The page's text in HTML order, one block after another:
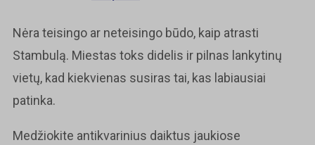
Nėra teisingo ar neteisingo būdo, kaip atrasti
Stambulą. Miestas toks didelis ir pilnas lankytinų
vietų, kad kiekvienas susiras tai, kas labiausiai
patinka.
Medžiokite antikvarinius daiktus jaukiose